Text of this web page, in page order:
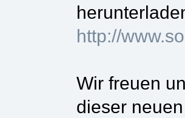
http://
Wir freuen
dieser